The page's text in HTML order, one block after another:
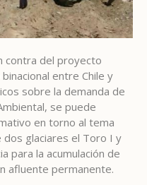
contra del proyecto
entre Chile y
sobre la demanda de
se puede
en torno al tema
glaciares el Toro I y
para la acumulación de
afluente permanente.